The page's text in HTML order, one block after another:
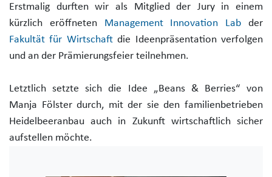
Erstmalig durften wir als Mitglied der Jury in einem
kürzlich eröffneten Management Innovation Lab der
Fakultät für Wirtschaftdie Ideenpräsentation verfolgen
und an der Prämierungsfeier teilnehmen.
Letztlich setzte sich die Idee „Beans & Berries“ von
Manja Fölster durch, mit der sie den familienbetrieben
Heidelbeeranbau auch in Zukunft wirtschaftlich sicher
aufstellen möchte.